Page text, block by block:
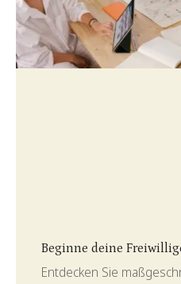
Beginne deine
Entdecken Sie